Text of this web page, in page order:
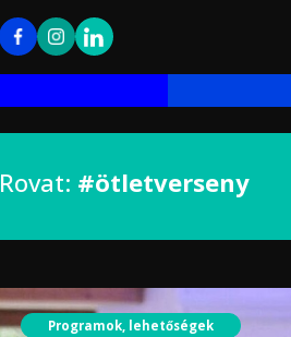
Rovat: #ötletverseny
Programok, lehetőségek